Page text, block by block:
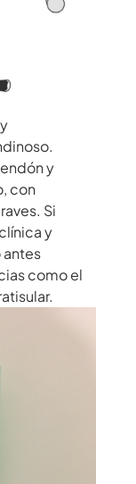
y
con
Si
y
antes
como el